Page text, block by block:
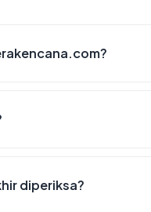
diperiksa?